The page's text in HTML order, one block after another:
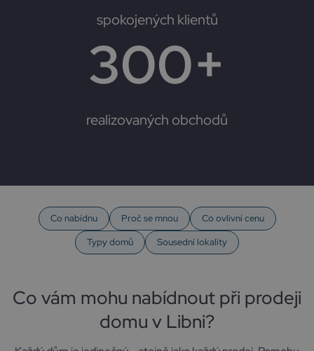
spokojených klientů
300+
realizovaných obchodů
Co nabídnu Proč se mnou
Co ovlivní cenu
Typy domů
Sousední lokality
Co vám mohu nabídnout při prodeji
domu v Libni?